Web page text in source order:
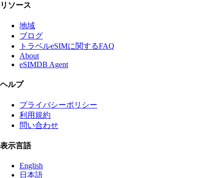
リソース
地域
ブログ
トラベルeSIMに関するFAQ
About
eSIMDB Agent
ヘルプ
プライバシーポリシー
利用規約
問い合わせ
表示言語
English
日本語